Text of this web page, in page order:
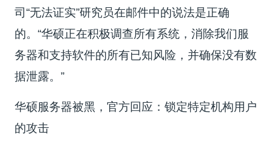
司“无法证实”研究员在邮件中的说法是正确
的。“华硕正在积极调查所有系统，消除我们服
务器和支持软件的所有已知风险，并确保没有数
据泄露。”
华硕服务器被黑，官方回应：锁定特定机构用户
的攻击